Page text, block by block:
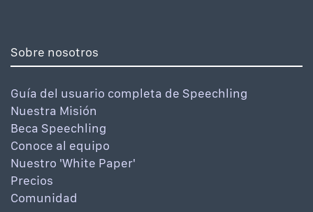
Sobre nosotros
Guía del usuario completa de Speechling
Nuestra Misión
Beca Speechling
Conoce al equipo
Nuestro 'White Paper'
Precios
Comunidad